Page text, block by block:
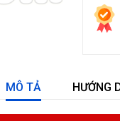
MÔ TẢ HƯỚNG